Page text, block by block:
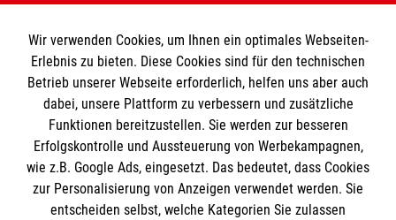
Informationen
Impressum
Datenschutz
Kontakt
Die Malteser
Wir verwenden Cookies, um Ihnen ein optimales Webseiten-
Erlebnis zu bieten. Diese Cookies sind für den technischen
Betrieb unserer Webseite erforderlich, helfen uns aber auch
dabei, unsere Plattform zu verbessern und zusätzliche
Funktionen bereitzustellen. Sie werden zur besseren
Erfolgskontrolle und Aussteuerung von Werbekampagnen,
wie z.B. Google Ads, eingesetzt. Das bedeutet, dass Cookies
zur Personalisierung von Anzeigen verwendet werden. Sie
entscheiden selbst, welche Kategorien Sie zulassen